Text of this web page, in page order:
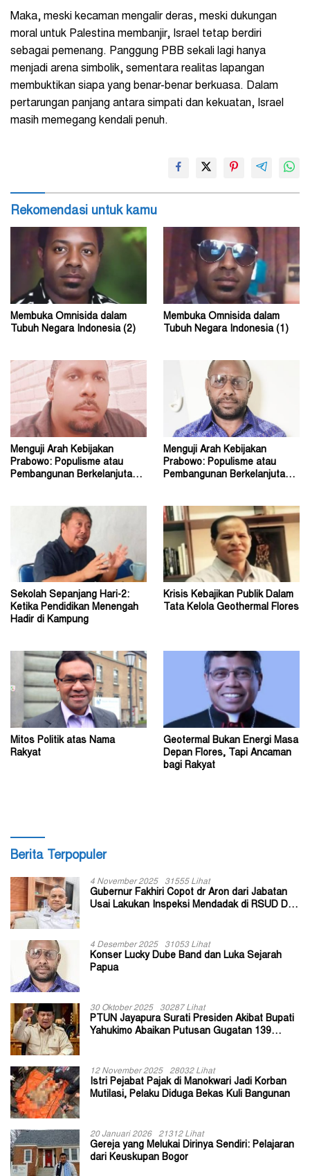
Maka, meski kecaman mengalir deras, meski dukungan
moral untuk Palestina membanjir, Israel tetap berdiri
sebagai pemenang. Panggung PBB sekali lagi hanya
menjadi arena simbolik, sementara realitas lapangan
membuktikan siapa yang benar-benar berkuasa. Dalam
pertarungan panjang antara simpati dan kekuatan, Israel
masih memegang kendali penuh.
Rekomendasi untuk kamu
Membuka Omnisida dalam
Tubuh Negara Indonesia (2)
Membuka Omnisida dalam
Tubuh Negara Indonesia (1)
Menguji Arah Kebijakan
Prabowo: Populisme atau
Pembangunan Berkelanjutan?
Menguji Arah Kebijakan
Prabowo: Populisme atau
Pembangunan Berkelanjutan?
Sekolah Sepanjang Hari-2:
Ketika Pendidikan Menengah
Hadir di Kampung
Krisis Kebajikan Publik Dalam
Tata Kelola Geothermal Flores
Mitos Politik atas Nama
Rakyat
Geotermal Bukan Energi Masa
Depan Flores, Tapi Ancaman
bagi Rakyat
Berita Terpopuler
4 November 2025 31555 Lihat
Gubernur Fakhiri Copot dr Aron dari Jabatan
Usai Lakukan Inspeksi Mendadak di RSUD Dok
4 Desember 2025 31053 Lihat
Konser Lucky Dube Band dan Luka Sejarah
Papua
30 Oktober 2025 30287 Lihat
PTUN Jayapura Surati Presiden Akibat Bupati
Yahukimo Abaikan Putusan Gugatan 139
12 November 2025 28032 Lihat
Istri Pejabat Pajak di Manokwari Jadi Korban
Mutilasi, Pelaku Diduga Bekas Kuli Bangunan
20 Januari 2026 21312 Lihat
Gereja yang Melukai Dirinya Sendiri: Pelajaran
dari Keuskupan Bogor